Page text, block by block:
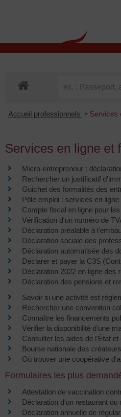
Accueil professionnels > Services
Services en ligne et
Micro-entrepreneur :
Rechercher un justificatif
Guichet des formalités des
Pôle emploi : services en
Compte fiscal en ligne pour
Vérification d'un numéro de
Déclaration préalable à
Déclaration sociale des
Déclaration automatisée des
Déclarer et payer la C3S
Déclaration 2022 en ligne des
Déclaration des pensions et
Savoir si une activité est
Rechercher une convention
Connaître les financements
Vérifier la disponibilité d'une
Consulter les aides de l'État
Bourse nationale des
Où trouver une coopérative
Formulaires les plus
Attestation de vaccination
Déclaration d'un restaurant
Déclaration annuelle de